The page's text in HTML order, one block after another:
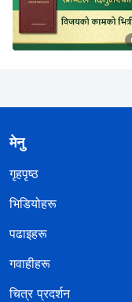
मेनु
गृहपृष्ठ
भिडियोहरू
पढाइहरू
गवाहीहरू
चित्र प्रदर्शन